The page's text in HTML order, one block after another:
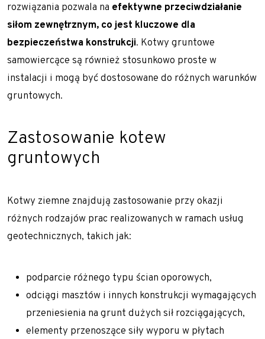
rozwiązania pozwala na efektywne przeciwdziałanie
siłom zewnętrznym, co jest kluczowe dla
bezpieczeństwa konstrukcji. Kotwy gruntowe
samowiercące są również stosunkowo proste w
instalacji i mogą być dostosowane do różnych warunków
gruntowych.
Zastosowanie kotew
gruntowych
Kotwy ziemne znajdują zastosowanie przy okazji
różnych rodzajów prac realizowanych w ramach usług
geotechnicznych, takich jak:
podparcie różnego typu ścian oporowych,
odciągi masztów i innych konstrukcji wymagających
przeniesienia na grunt dużych sił rozciągających,
elementy przenoszące siły wyporu w płytach